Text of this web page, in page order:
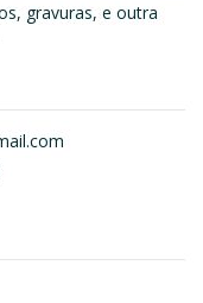
gravuras, e outra